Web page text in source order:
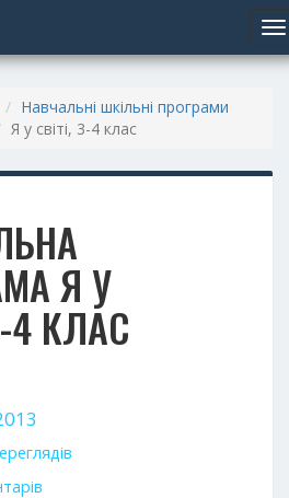
Навчальні шкільні програми
Я у світі, 3-4 клас
Я У
4 КЛАС